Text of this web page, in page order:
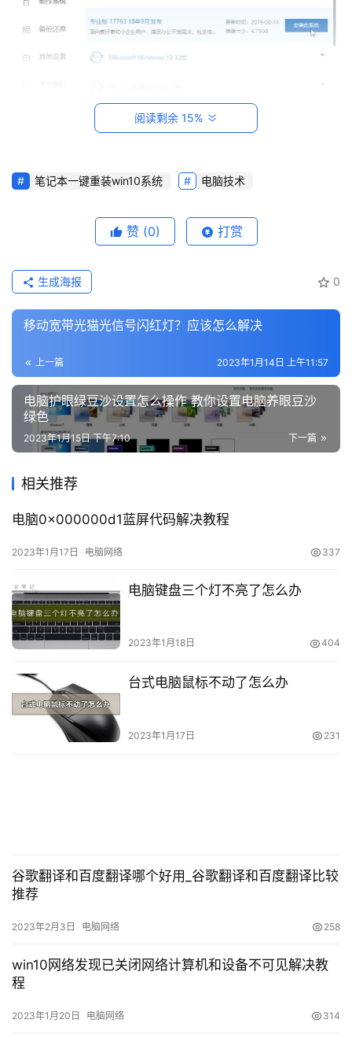
知
工
热
游
攻
知
识
问
答
在
线
工
注册
4.下一步不需要我们去操作了，只要等待win10系统的
自动安装即可。
5.重新启动电脑后就有选择PE系统的选项卡，选PE回
车进入。
6.下一步可以自动下载安装和自动重启计算机。
阅读剩余 15%
笔记本一键重装win10系统 电脑技术
赞 (0) 打赏
0
生成海报
移动宽带光猫光信号闪红灯？应该怎么解决
上一篇 2023年1月14日 上午11:57
电脑护眼绿豆沙设置怎么操作 教你设置电脑养眼豆沙
绿色
下一篇
2023年1月15日 下午7:10
相关推荐
电脑0x000000d1蓝屏代码解决教程
2023年1月17日 电脑网络 337
电脑键盘三个灯不亮了怎么办
2023年1月18日 404
台式电脑鼠标不动了怎么办
2023年1月17日 231
谷歌翻译和百度翻译哪个好用_谷歌翻译和百度翻译比较
推荐
2023年2月3日 电脑网络 258
win10网络发现已关闭网络计算机和设备不可见解决教
程
2023年1月20日 电脑网络 314